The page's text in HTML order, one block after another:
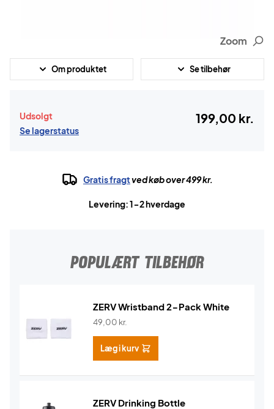
Zoom
Om produktet Se tilbehør
Udsolgt
Se lagerstatus
199,00 kr.
Gratis fragtved køb over 499 kr.
Levering: 1-2 hverdage
POPULÆRT TILBEHØR
ZERV Wristband 2-Pack White
49,00 kr.
Læg i kurv
ZERV Drinking Bottle